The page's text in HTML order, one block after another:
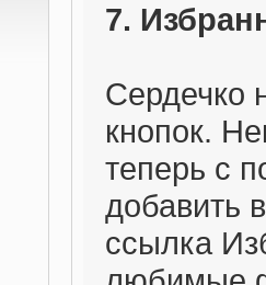
7.
Сердечко
кнопок.
теперь с
добавить
ссылка